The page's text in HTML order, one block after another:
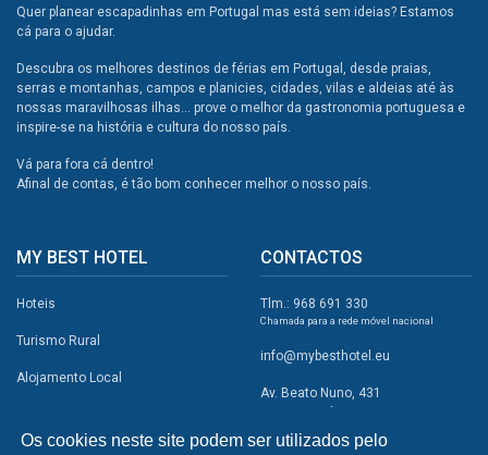
Os cookies neste site podem ser utilizados pelo
Quer planear escapadinhas em Portugal mas está sem ideias? Estamos
cá para o ajudar.
Descubra os melhores destinos de férias em Portugal, desde praias,
serras e montanhas, campos e planicies, cidades, vilas e aldeias até às
nossas maravilhosas ilhas... prove o melhor da gastronomia portuguesa e
inspire-se na história e cultura do nosso país.
Vá para fora cá dentro!
Afinal de contas, é tão bom conhecer melhor o nosso país.
MY BEST HOTEL
Hoteis
Turismo Rural
Alojamento Local
Campismo
CONTACTOS
Tlm.: 968 691 330
Chamada para a rede móvel nacional
info@mybesthotel.eu
Av. Beato Nuno, 431
2495-401 Fátima